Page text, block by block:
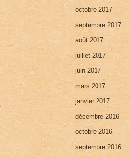
octobre 2017
septembre 2017
août 2017
juillet 2017
juin 2017
mars 2017
janvier 2017
décembre 2016
octobre 2016
septembre 2016